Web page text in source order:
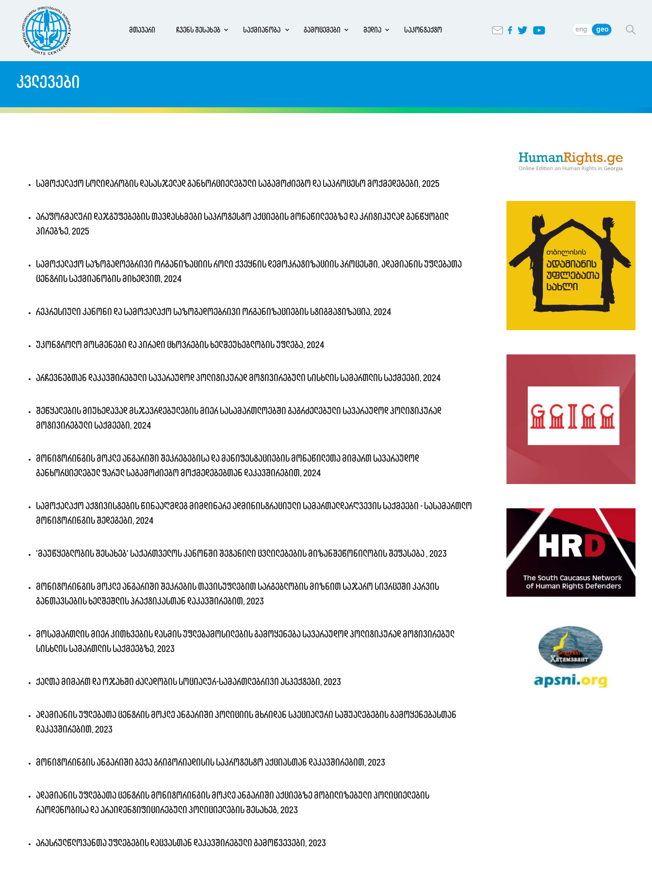
მთავარი ჩვენს შესახებ საქმიანობა გამოცემები მედია საკონტაქტო eng geo
კვლევები
სამოქალაქო სოლიდარობის დასასჯელად განხორციელებული საგამოძიებო და საპროცესო მოქმედებები, 2025
არაფორმალური დაჯგუფებების თავდასხმები საპროტესტო აქციების მონაწილეებზე და კრიტიკულად განწყობილ
პირებზე, 2025
სამოქალაქო საზოგადოებრივი ორგანიზაციის როლი ქვეყნის დემოკრატიზაციის პროცესში, ადამიანის უფლებათა
ცენტრის საქმიანობის მიხედვით, 2024
რეპრესიული კანონი და სამოქალაქო საზოგადოებრივი ორგანიზაციების სტიგმატიზაცია, 2024
უკონტროლო მოსმენები და პირადი ცხოვრების ხელშეუხებლობის უფლება, 2024
არჩევნებთან დაკავშირებული სავარაუდოდ პოლიტიკურად მოტივირებული სისხლის სამართლის საქმეები, 2024
შეწყალების მიუხედავად მსჯავრდებულების მიერ სასამართლოებში გაგრძელებული სავარაუდოდ პოლიტიკურად
მოტივირებული საქმეები, 2024
მონიტორინგის მოკლე ანგარიში შეკრებებისა და მანიფესტაციების მონაწილეთა მიმართ სავარაუდოდ
განხორციელებულ ფარულ საგამოძიებო მოქმედებებთან დაკავშირებით, 2024
სამოქალაქო აქტივისტების წინააღმდეგ მიმდინარე ადმინისტრაციული სამართალდარღვევის საქმეები - სასამართლო
მონიტორინგის შედეგები, 2024
'მაუწყებლობის შესახებ' საქართველოს კანონში შეტანილი ცვლილებების მიზანშეწონილობის შეფასება , 2023
მონიტორინგის მოკლე ანგარიში შეკრების თავისუფლებით სარგებლობის მიზნით საჯარო სივრცეში კარვის
განთავსების ხელშეშლის პრაქტიკასთან დაკავშირებით, 2023
მოსამართლის მიერ კითხვების დასმის უფლებამოსილების გამოყენება სავარაუდოდ პოლიტიკურად მოტივირებულ
სისხლის სამართლის საქმეებზე, 2023
ქალთა მიმართ და ოჯახში ძალადობის სოციალურ-სამართლებრივი ასპექტები, 2023
ადამიანის უფლებათა ცენტრის მოკლე ანგარიში პოლიციის მხრიდან სპეციალური საშუალებების გამოყენებასთან
დაკავშირებით, 2023
მონიტორინგის ანგარიში ბექა გრიგორიადისის საპროტესტო აქციასთან დაკავშირებით, 2023
ადამიანის უფლებათა ცენტრის მონიტორინგის მოკლე ანგარიში აქციებზე მობილიზებული პოლიციელების
რაოდენობისა და არაიდენტიფიცირებული პოლიციელების შესახებ, 2023
არასრულწლოვანთა უფლებების დაცვასთან დაკავშირებული გამოწვევები, 2023